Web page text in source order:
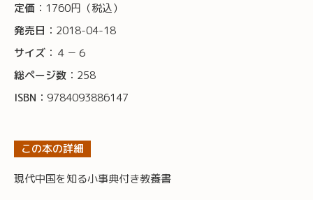
定価： 1760円（税込）
発売日： 2018-04-18
サイズ： ４－６
総ページ数： 258
ISBN： 9784093886147
この本の詳細
現代中国を知る小事典付き教養書